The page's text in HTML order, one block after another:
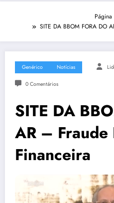
SITE DA BBOM FORA DO
Genérico Notícias
0 Comentários
SITE DA
AR – Fraude
Financeira